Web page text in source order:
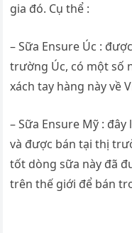
gia đó. Cụ thể :
– Sữa Ensure Úc :
trường Úc, có một số
xách tay hàng này về
– Sữa Ensure Mỹ :
và được bán tại thị
tốt dòng sữa này đã
trên thế giới để bán